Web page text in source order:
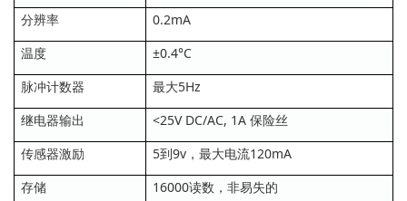
分辨率
0.2mA
温度
±0.4°C
脉冲计数器
最大5Hz
继电器输出
<25V DC/AC, 1A 保险丝
传感器激励
5到9v，最大电流120mA
存储
16000读数，非易失的